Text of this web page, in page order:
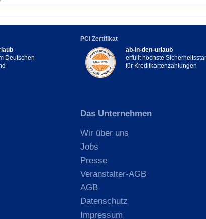
Deutschen
PCI Zertifikat
ab-in-den-urlaub
erfüllt höchste
für Kreditkartenzahlungen
Das Unternehmen
Wir über uns
Jobs
Presse
Veranstalter-AGB
AGB
Datenschutz
Impressum